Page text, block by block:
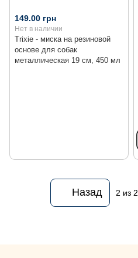
Trixie - миска на резиновой
основе для собак
металлическая 19 см, 450 мл
149.00 грн
Нет в наличии
Назад 2 из 2